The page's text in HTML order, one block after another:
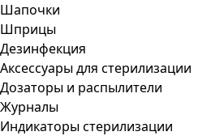
Шапочки
Шприцы
Дезинфекция
Аксессуары для стерилизации
Дозаторы и распылители
Журналы
Индикаторы стерилизации